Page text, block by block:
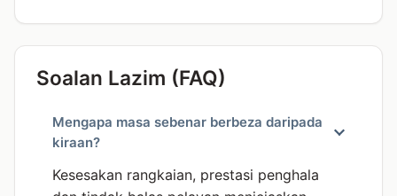
Soalan Lazim (FAQ)
Mengapa masa sebenar berbeza daripada
kiraan?
Kesesakan rangkaian, prestasi penghala